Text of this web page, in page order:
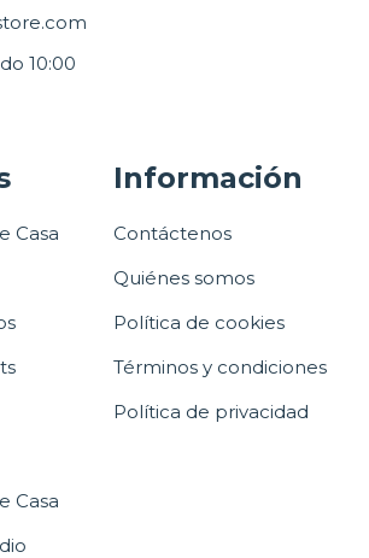
10:00
Casa
Casa
Información
Contáctenos
Quiénes somos
Política de cookies
Términos y condiciones
Política de privacidad